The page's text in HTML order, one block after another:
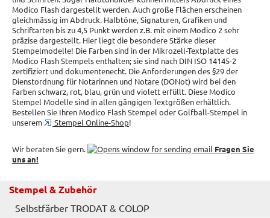
Modico Flash dargestellt werden. Auch große Flächen erscheinen
gleichmässig im Abdruck. Halbtöne, Signaturen, Grafiken und
Schriftarten bis zu 4,5 Punkt werden z.B. mit einem Modico 2 sehr
präzise dargestellt. Hier liegt die besondere Stärke dieser
Stempelmodelle! Die Farben sind in der Mikrozell-Textplatte des
Modico Flash Stempels enthalten; sie sind nach DIN ISO 14145-2
zertifiziert und dokumentenecht. Die Anforderungen des §29 der
Dienstordnung für Notarinnen und Notare (DONot) wird bei den
Farben schwarz, rot, blau, grün und violett erfüllt. Diese Modico
Stempel Modelle sind in allen gängigen Textgrößen erhältlich.
Bestellen Sie Ihren Modico Flash Stempel oder Golfball-Stempel in
unserem
Stempel Online-Shop!
Wir beraten Sie gern.
Fragen Sie
uns an!
Stempel & Zubehör
Selbstfärber TRODAT & COLOP